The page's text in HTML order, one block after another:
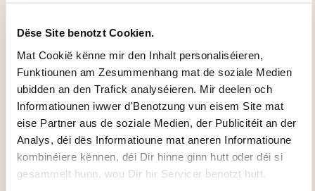
Dëse Site benotzt Cookien.
Mat Cookië kënne mir den Inhalt personaliséieren,
Funktiounen am Zesummenhang mat de soziale Medien
ubidden an den Trafick analyséieren. Mir deelen och
Informatiounen iwwer d'Benotzung vun eisem Site mat
eise Partner aus de soziale Medien, der Publicitéit an der
Analys, déi dës Informatioune mat aneren Informatioune
kombinéiere kënnen, déi Dir hinne ginn hutt oder déi si
gesammelt hunn, wou Dir hir Servicer benotzt hutt.
des acquis
WÉI ENG SUPPORTE GINN ZUR
VERFÜGUNG GESTALLT?
Sources des exercices + Support papier